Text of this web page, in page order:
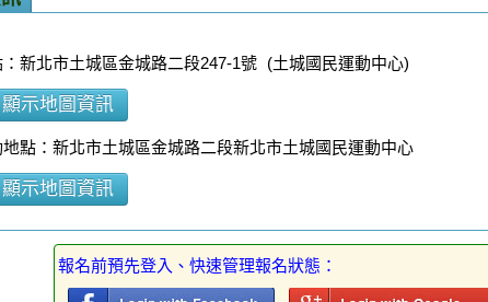
：新北市土城區金城路二段247-1號 (土城國民運動中心)
顯示地圖資訊
點：新北市土城區金城路二段新北市土城國民運動中心
顯示地圖資訊
報名前預先登入、快速管理報名狀態：